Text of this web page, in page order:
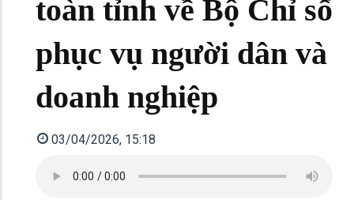
toàn tỉnh về Bộ Chỉ số
phục vụ người dân và
doanh nghiệp
03/04/2026, 15:18